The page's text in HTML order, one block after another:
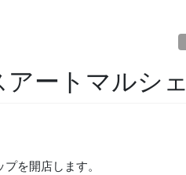
ートマルシェ
を開店します。